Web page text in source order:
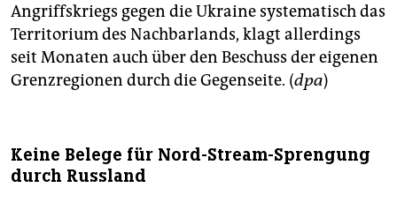
Angriffskriegs gegen die Ukraine systematisch das
Territorium des Nachbarlands, klagt allerdings
seit Monaten auch über den Beschuss der eigenen
Grenzregionen durch die Gegenseite. (dpa)
Keine Belege für Nord-Stream-Sprengung
durch Russland